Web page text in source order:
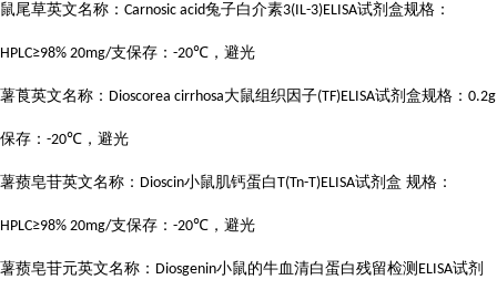
鼠尾草英文名称： Carnosic acid兔子白介素3(IL-3)ELISA试剂盒规格：
HPLC≥98% 20mg/支保存： -20℃ ，避光
薯莨英文名称： Dioscorea cirrhosa大鼠组织因子(TF)ELISA试剂盒规格： 0.2g
保存： -20℃ ，避光
薯蓣皂苷英文名称： Dioscin小鼠肌钙蛋白T(Tn-T)ELISA试剂盒 规格：
HPLC≥98% 20mg/支保存： -20℃ ，避光
薯蓣皂苷元英文名称： Diosgenin小鼠的牛血清白蛋白残留检测 ELISA试剂